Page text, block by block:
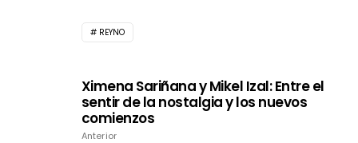
REYNO
Ximena Sariñana y Mikel Izal: Entre el
sentir de la nostalgia y los nuevos
comienzos
Anterior